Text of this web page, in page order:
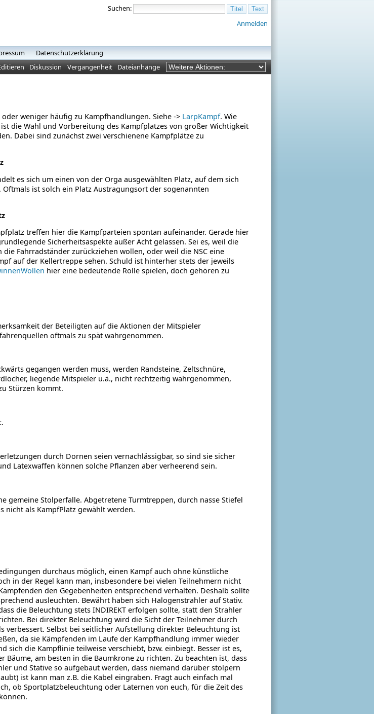
Suchen:
Anmelden
Datenschutzerklärung
Diskussion Vergangenheit Dateianhänge
weniger häufig zu Kampfhandlungen. Siehe -> LarpKampf. Wie
die Wahl und Vorbereitung des Kampfplatzes von großer Wichtigkeit
Dabei sind zunächst zwei verschienene Kampfplätze zu
es sich um einen von der Orga ausgewählten Platz, auf dem sich
ist solch ein Platz Austragungsort der sogenannten
treffen hier die Kampfparteien spontan aufeinander. Gerade hier
Sicherheitsaspekte außer Acht gelassen. Sei es, weil die
Fahrradständer zurückziehen wollen, oder weil die NSC eine
auf der Kellertreppe sehen. Schuld ist hinterher stets der jeweils
hier eine bedeutende Rolle spielen, doch gehören zu
der Beteiligten auf die Aktionen der Mitspieler
oftmals zu spät wahrgenommen.
gegangen werden muss, werden Randsteine, Zeltschnüre,
liegende Mitspieler u.ä., nicht rechtzeitig wahrgenommen,
Stürzen kommt.
durch Dornen seien vernachlässigbar, so sind sie sicher
Latexwaffen können solche Pflanzen aber verheerend sein.
gemeine Stolperfalle. Abgetretene Turmtreppen, durch nasse Stiefel
nicht als KampfPlatz gewählt werden.
durchaus möglich, einen Kampf auch ohne künstliche
in der Regel kann man, insbesondere bei vielen Teilnehmern nicht
den Gegebenheiten entsprechend verhalten. Deshalb sollte
ausleuchten. Bewährt haben sich Halogenstrahler auf Stativ.
die Beleuchtung stets INDIREKT erfolgen sollte, statt den Strahler
Bei direkter Beleuchtung wird die Sicht der Teilnehmer durch
verbessert. Selbst bei seitlicher Aufstellung direkter Beleuchtung ist
da sie Kämpfenden im Laufe der Kampfhandlung immer wieder
sich die Kampflinie teilweise verschiebt, bzw. einbiegt. Besser ist es,
Bäume, am besten in die Baumkrone zu richten. Zu beachten ist, dass
und Stative so aufgebaut werden, dass niemand darüber stolpern
ist kann man z.B. die Kabel eingraben. Fragt auch einfach mal
ob Sportplatzbeleuchtung oder Laternen von euch, für die Zeit des